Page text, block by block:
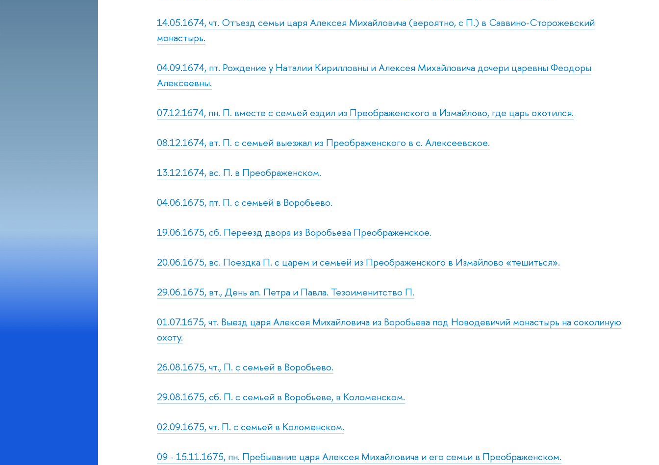
14.05.1674, чт. Отъезд семьи царя Алексея Михайловича (вероятно, с П.) в Саввино-Сторожевский
монастырь.
04.09.1674, пт. Рождение у Наталии Кирилловны и Алексея Михайловича дочери царевны Феодоры
Алексеевны.
07.12.1674, пн. П. вместе с семьей ездил из Преображенского в Измайлово, где царь охотился.
08.12.1674, вт. П. с семьей выезжал из Преображенского в с. Алексеевское.
13.12.1674, вс. П. в Преображенском.
04.06.1675, пт. П. с семьей в Воробьево.
19.06.1675, сб. Переезд двора из Воробьева Преображенское.
20.06.1675, вс. Поездка П. с царем и семьей из Преображенского в Измайлово «тешиться».
29.06.1675, вт., День ап. Петра и Павла. Тезоименитство П.
01.07.1675, чт. Выезд царя Алексея Михайловича из Воробьева под Новодевичий монастырь на соколиную
охоту.
26.08.1675, чт., П. с семьей в Воробьево.
29.08.1675, сб. П. с семьей в Воробьеве, в Коломенском.
02.09.1675, чт. П. с семьей в Коломенском.
09 - 15.11.1675, пн. Пребывание царя Алексея Михайловича и его семьи в Преображенском.